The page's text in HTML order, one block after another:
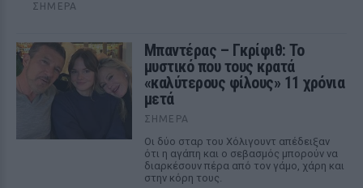
ΣΉΜΕΡΑ
Μπαντέρας – Γκρίφιθ: Το
μυστικό που τους κρατά
«καλύτερους φίλους» 11 χρόνια
μετά
ΣΉΜΕΡΑ
Οι δύο σταρ του Χόλιγουντ απέδειξαν
ότι η αγάπη και ο σεβασμός μπορούν να
διαρκέσουν πέρα από τον γάμο, χάρη και
στην κόρη τους.